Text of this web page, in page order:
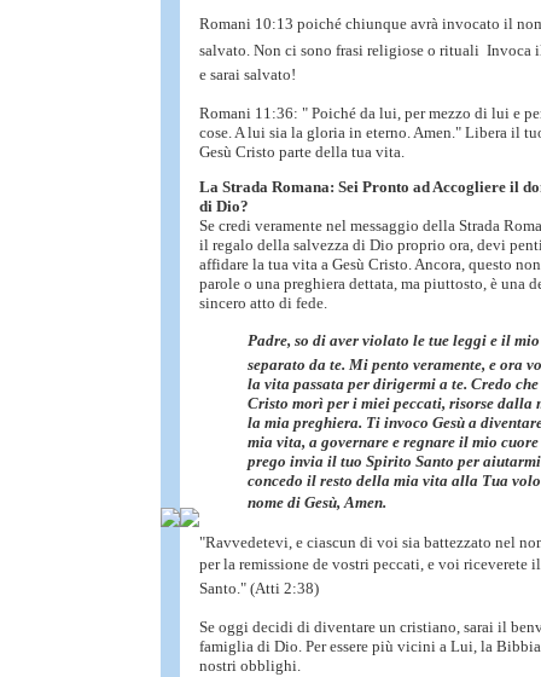
Romani 10:13 poiché chiunque avrà invocato il
salvato. Non ci sono frasi religiose o rituali  Invoca
e sarai salvato!
Romani 11:36: " Poiché da lui, per mezzo di lui e
cose. A lui sia la gloria in eterno. Amen." Libera il
Gesù Cristo parte della tua vita.
La Strada Romana: Sei Pronto ad Accogliere il
di Dio?
Se credi veramente nel messaggio della Strada
il regalo della salvezza di Dio proprio ora, devi
affidare la tua vita a Gesù Cristo. Ancora, questo
parole o una preghiera dettata, ma piuttosto, è una
sincero atto di fede.
Padre, so di aver violato le tue leggi e il
separato da te. Mi pento veramente, e ora
la vita passata per dirigermi a te. Credo
Cristo morì per i miei peccati, risorse dalla
la mia preghiera. Ti invoco Gesù a
mia vita, a governare e regnare il mio
prego invia il tuo Spirito Santo per
concedo il resto della mia vita alla Tua
nome di Gesù, Amen.
"Ravvedetevi, e ciascun di voi sia battezzato nel
per la remissione de vostri peccati, e voi
Santo." (Atti 2:38)
Se oggi decidi di diventare un cristiano, sarai il
famiglia di Dio. Per essere più vicini a Lui, la
nostri obblighi.